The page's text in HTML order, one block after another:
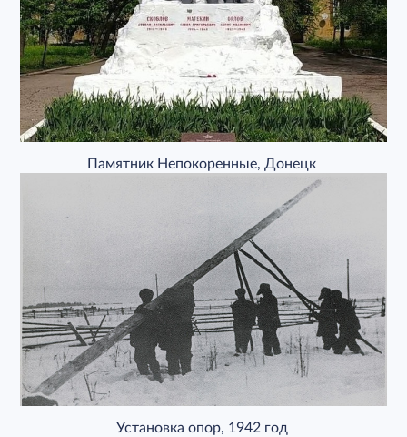
Памятник Непокоренные, Донецк
Установка опор, 1942 год